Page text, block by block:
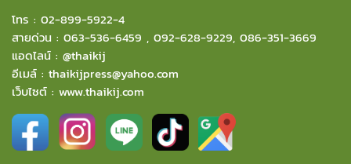
โทร : 02-899-5922-4
สายด่วน : 063-536-6459 , 092-628-9229, 086-351-3669
แอดไลน์ : @thaikij
อีเมล์ : thaikijpress@yahoo.com
เว็บไซต์ : www.thaikij.com